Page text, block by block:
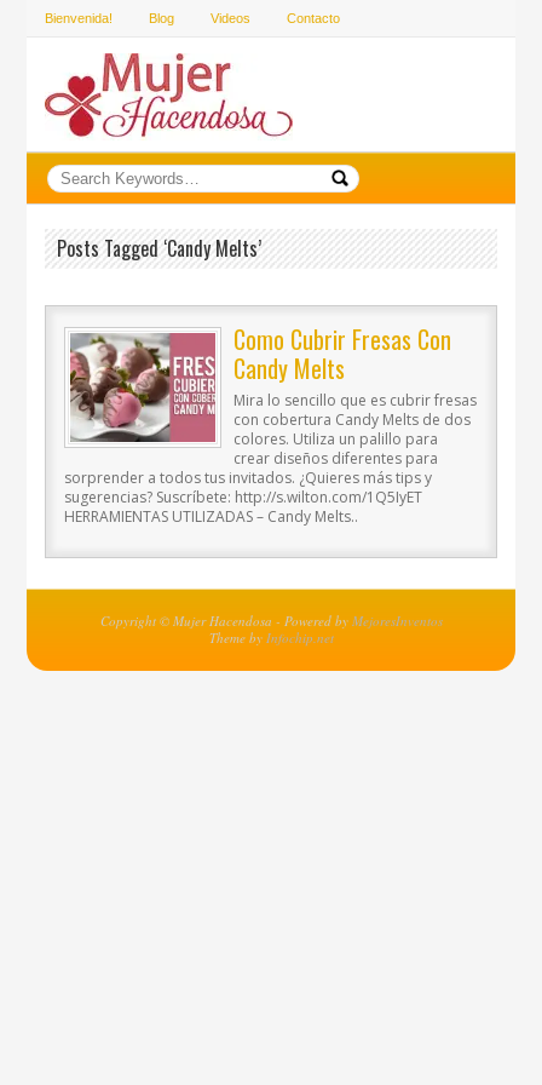
Bienvenida! Blog Videos Contacto
Posts Tagged ‘Candy Melts’
Como Cubrir Fresas Con
Candy Melts
Mira lo sencillo que es cubrir fresas
con cobertura Candy Melts de dos
colores. Utiliza un palillo para
crear diseños diferentes para
sorprender a todos tus invitados. ¿Quieres más tips y
sugerencias? Suscríbete: http://s.wilton.com/1Q5IyET
HERRAMIENTAS UTILIZADAS – Candy Melts..
Copyright © Mujer Hacendosa - Powered by MejoresInventos
Theme by Infochip.net